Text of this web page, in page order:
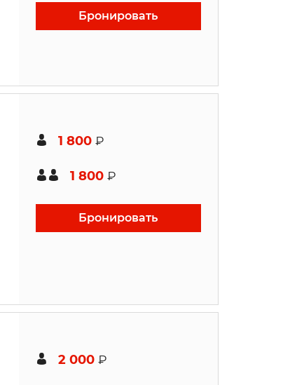
Бронировать
1 800 ₽
1 800 ₽
Бронировать
2 000 ₽